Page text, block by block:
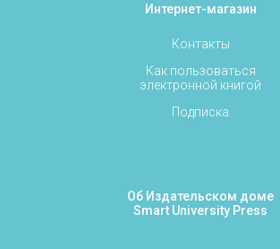
Интернет-магазин
Контакты
Как пользоваться
электронной книгой
Подписка
Об Издательском доме
Smart University Press